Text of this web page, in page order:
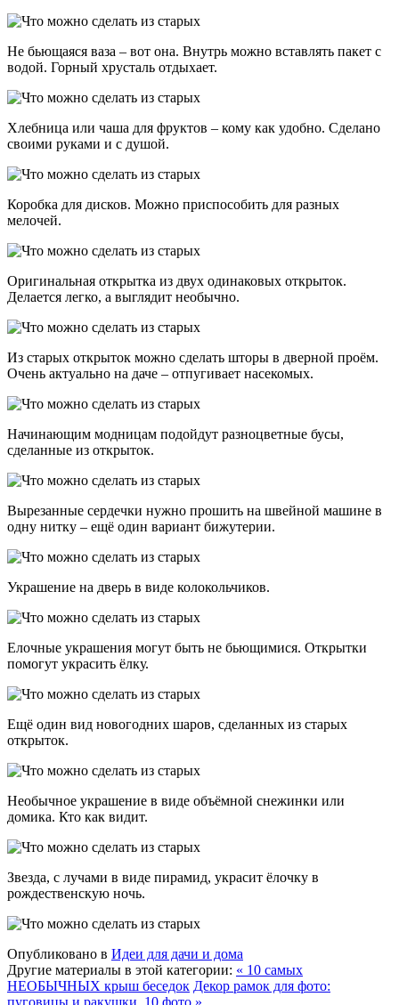
Не бьющаяся ваза – вот она. Внутрь можно вставлять пакет с
водой. Горный хрусталь отдыхает.
Хлебница или чаша для фруктов – кому как удобно. Сделано
своими руками и с душой.
Коробка для дисков. Можно приспособить для разных
мелочей.
Оригинальная открытка из двух одинаковых открыток.
Делается легко, а выглядит необычно.
Из старых открыток можно сделать шторы в дверной проём.
Очень актуально на даче – отпугивает насекомых.
Начинающим модницам подойдут разноцветные бусы,
сделанные из открыток.
Вырезанные сердечки нужно прошить на швейной машине в
одну нитку – ещё один вариант бижутерии.
Украшение на дверь в виде колокольчиков.
Елочные украшения могут быть не бьющимися. Открытки
помогут украсить ёлку.
Ещё один вид новогодних шаров, сделанных из старых
открыток.
Необычное украшение в виде объёмной снежинки или
домика. Кто как видит.
Звезда, с лучами в виде пирамид, украсит ёлочку в
рождественскую ночь.
Опубликовано в Идеи для дачи и дома
Другие материалы в этой категории: « 10 самых
НЕОБЫЧНЫХ крыш беседок Декор рамок для фото: